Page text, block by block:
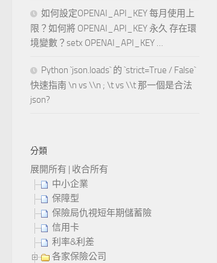
如何設定OPENAI_API_KEY 每月使用上
限？如何將 OPENAI_API_KEY 永久 存在環
境變數？setx OPENAI_API_KEY …
Python `json.loads` 的 `strict=True / False`
快速指南 \n vs \\n ; \t vs \\t 那一個是合法
json?
分類
展開所有 | 收合所有
中小企業
保障型
保險局仇視短年期儲蓄險
信用卡
利率&利差
各家保險公司